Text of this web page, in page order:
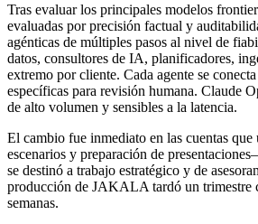
Tras evaluar los principales modelos
evaluadas por precisión factual y
agénticas de múltiples pasos al nivel de
datos, consultores de IA, planificadores,
extremo por cliente. Cada agente se
específicas para revisión humana. Claude
de alto volumen y sensibles a la latencia.
El cambio fue inmediato en las cuentas
escenarios y preparación de
se destinó a trabajo estratégico y de
producción de JAKALA tardó un trimestre
semanas.